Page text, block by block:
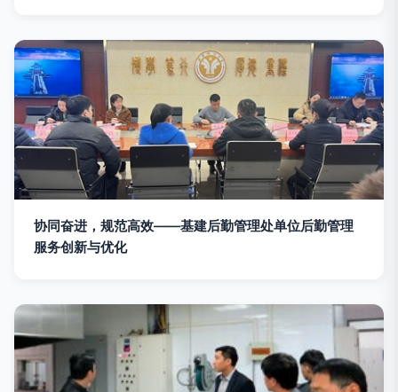
协同奋进，规范高效——基建后勤管理处单位后勤管理
服务创新与优化